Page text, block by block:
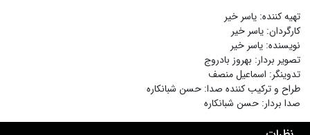
تهیه کننده: یاسر خیر
کارگردان: یاسر خیر
نویسنده: یاسر خیر
تصویر بردار: بهروز بادروج
تدوینگر: اسماعیل منصف
طراح و ترکیب کننده صدا: حسن شبانکاره
صدا بردار: حسن شبانکاره